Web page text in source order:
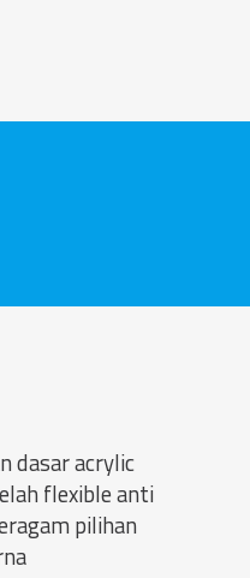
dasar acrylic
flexible anti
pilihan